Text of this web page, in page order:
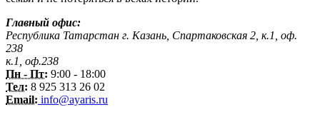
Главный офис:
Республика Татарстан г. Казань, Спартаковская 2, к.1, оф.
238
к.1, оф.238
Пн - Пт: 9:00 - 18:00
Тел: 8 925 313 26 02
Email: info@ayaris.ru